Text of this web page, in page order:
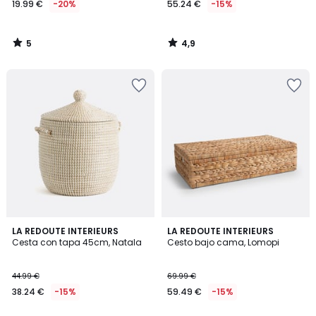
en
de
24.99
19.99 € -20%
5
/
55.24 € -15%
4,9
/
LA REDOUTE INTERIEURS
Cesta con tapa 45cm, Natala
44.99 €
38.24 € -15%
4,7
/ 5
LA REDOUTE INTERIEURS
Cesto bajo cama, Lomopi
69.99 €
59.49 € -15%
4,9
/ 5